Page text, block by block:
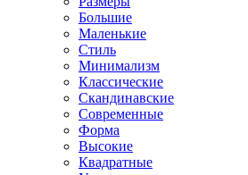
Большие
Маленькие
Стиль
Минимализм
Классические
Скандинавские
Современные
Форма
Высокие
Квадратные